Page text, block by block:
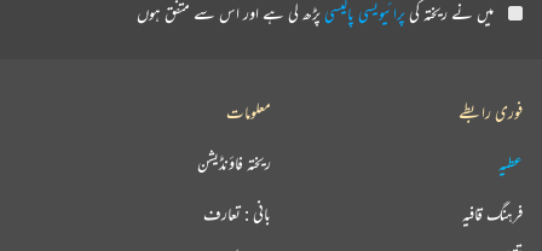
میں نے ریختہ کیپرائیویسی پالیسیپڑھ لی ہے اور اس سے متفق ہوں
فوری رابطے
عطیہ
فرہنگ قافیہ
معلومات
ریختہ فاؤنڈیشن
بانی : تعارف